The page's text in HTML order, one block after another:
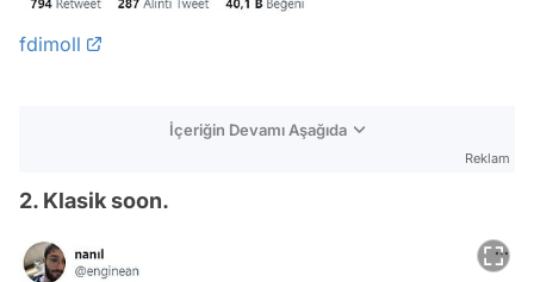
fdimoll
İçeriğin Devamı Aşağıda
Reklam
2. Klasik soon.